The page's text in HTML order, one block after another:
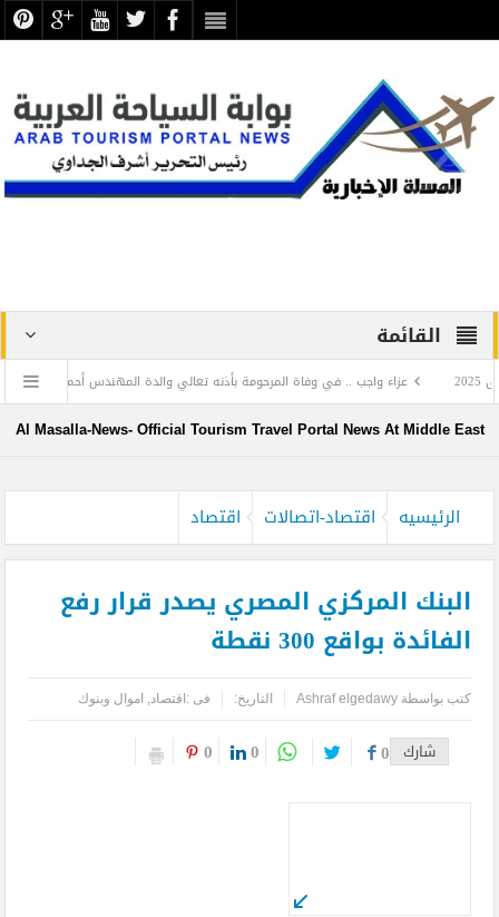
القائمة
عزاء واجب .. في وفاة المرحومة بأذنه تعالي والدة المهندس أحمد بلبع الخبير الفندقي
روسيا
تجليات اللغة العربية في بهاء الخط العربي.. معارض مؤقتة بمناسبة الاحتفال
Al Masalla-News- Official Tourism Travel Portal News At Middle East
الرئيسيه اقتصاد-اتصالات اقتصاد
البنك المركزي المصري يصدر قرار رفع
الفائدة بواقع 300 نقطة
كتب بواسطةAshraf elgedawy التاريخ: فى :اقتصاد اموال وبنوك
شارك 0
0
0